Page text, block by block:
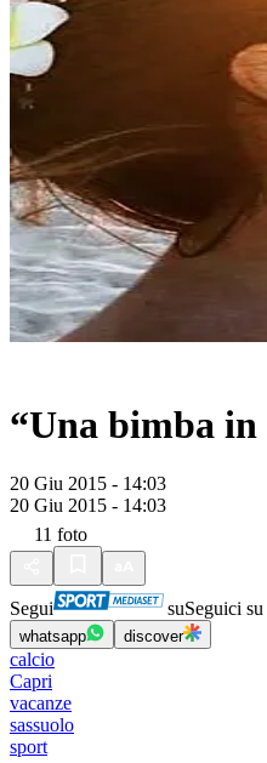
“Una bimba in
20 Giu 2015 - 14:03
20 Giu 2015 - 14:03
11 foto
Segui suSeguici su
whatsapp discover
calcio
Capri
vacanze
sassuolo
sport